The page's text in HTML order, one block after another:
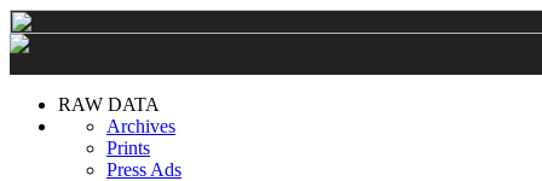
RAW DATA
Archives
Prints
Press Ads